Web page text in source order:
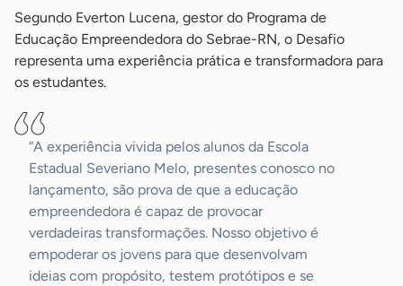
Segundo Everton Lucena, gestor do Programa de
Educação Empreendedora do Sebrae-RN, o Desafio
representa uma experiência prática e transformadora para
os estudantes.
“A experiência vivida pelos alunos da Escola
Estadual Severiano Melo, presentes conosco no
lançamento, são prova de que a educação
empreendedora é capaz de provocar
verdadeiras transformações. Nosso objetivo é
empoderar os jovens para que desenvolvam
ideias com propósito, testem protótipos e se